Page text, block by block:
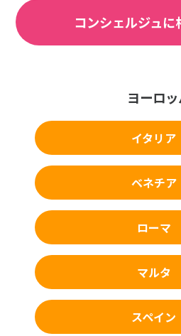
コンシェルジュに
ヨーロ
イタリア
ベネチア
ローマ
マルタ
スペイン